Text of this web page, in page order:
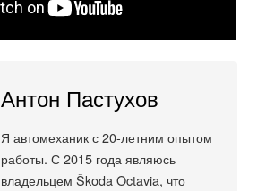
Антон Пастухов
Я автомеханик с 20-летним опытом
работы. С 2015 года являюсь
владельцем Škoda Octavia, что